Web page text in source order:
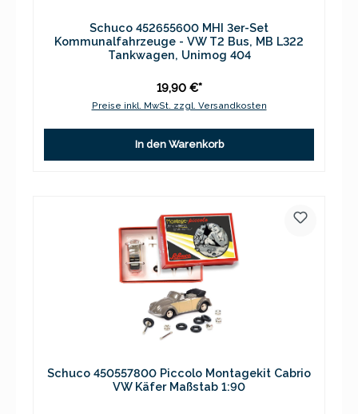
Schuco 452655600 MHI 3er-Set
Kommunalfahrzeuge - VW T2 Bus, MB L322
Tankwagen, Unimog 404
19,90 €*
Preise inkl. MwSt. zzgl. Versandkosten
In den Warenkorb
Schuco 450557800 Piccolo Montagekit Cabrio
VW Käfer Maßstab 1:90